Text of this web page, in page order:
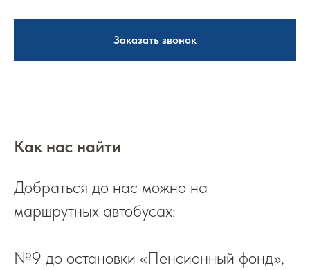
Заказать звонок
Как нас найти
Добраться до нас можно на
маршрутных автобусах:
№9 до остановки «Пенсионный фонд»,